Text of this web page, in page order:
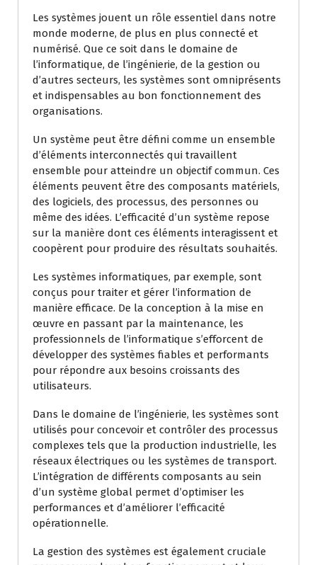
Les systèmes jouent un rôle essentiel dans notre
monde moderne, de plus en plus connecté et
numérisé. Que ce soit dans le domaine de
l’informatique, de l’ingénierie, de la gestion ou
d’autres secteurs, les systèmes sont omniprésents
et indispensables au bon fonctionnement des
organisations.
Un système peut être défini comme un ensemble
d’éléments interconnectés qui travaillent
ensemble pour atteindre un objectif commun. Ces
éléments peuvent être des composants matériels,
des logiciels, des processus, des personnes ou
même des idées. L’efficacité d’un système repose
sur la manière dont ces éléments interagissent et
coopèrent pour produire des résultats souhaités.
Les systèmes informatiques, par exemple, sont
conçus pour traiter et gérer l’information de
manière efficace. De la conception à la mise en
œuvre en passant par la maintenance, les
professionnels de l’informatique s’efforcent de
développer des systèmes fiables et performants
pour répondre aux besoins croissants des
utilisateurs.
Dans le domaine de l’ingénierie, les systèmes sont
utilisés pour concevoir et contrôler des processus
complexes tels que la production industrielle, les
réseaux électriques ou les systèmes de transport.
L’intégration de différents composants au sein
d’un système global permet d’optimiser les
performances et d’améliorer l’efficacité
opérationnelle.
La gestion des systèmes est également cruciale